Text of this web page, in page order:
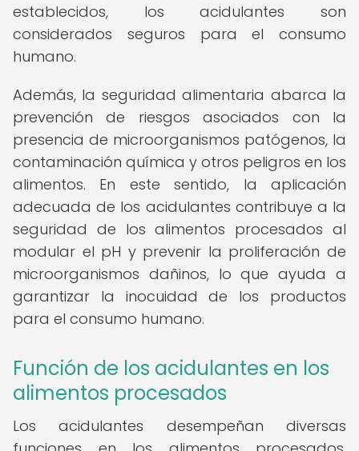
establecidos, los acidulantes son
considerados seguros para el consumo
humano.
Además, la seguridad alimentaria abarca la
prevención de riesgos asociados con la
presencia de microorganismos patógenos, la
contaminación química y otros peligros en los
alimentos. En este sentido, la aplicación
adecuada de los acidulantes contribuye a la
seguridad de los alimentos procesados al
modular el pH y prevenir la proliferación de
microorganismos dañinos, lo que ayuda a
garantizar la inocuidad de los productos
para el consumo humano.
Función de los acidulantes en los
alimentos procesados
Los acidulantes desempeñan diversas